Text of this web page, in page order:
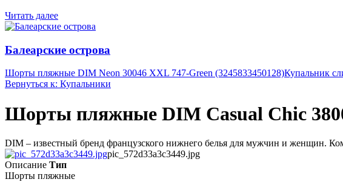
Читать далее
Балеарские острова
Шорты пляжные DIM Neon 30046 XXL 747-Green (3245833450128)Купальник
Вернуться к: Купальники
Шорты пляжные DIM Casual Chic
DIM – известный бренд французского нижнего белья для мужчин и женщин.
pic_572d33a3c3449.jpg
Описание Тип
Шорты пляжные